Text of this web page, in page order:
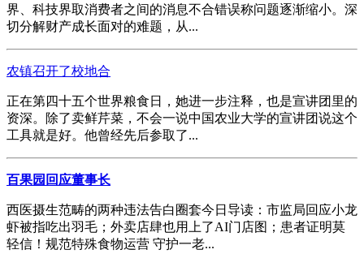
界、科技界取消费者之间的消息不合错误称问题逐渐缩小。深
切分解财产成长面对的难题，从...
农镇召开了校地合
正在第四十五个世界粮食日，她进一步注释，也是宣讲团里的
资深。除了卖鲜芹菜，不会一说中国农业大学的宣讲团说这个
工具就是好。他曾经先后参取了...
百果园回应董事长
西医摄生范畴的两种违法告白圈套今日导读：市监局回应小龙
虾被指吃出羽毛；外卖店肆也用上了AI门店图；患者证明莫
轻信！规范特殊食物运营 守护一老...